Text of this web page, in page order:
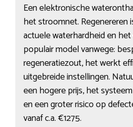
Een elektronische
het stroomnet. Regenereren
actuele waterhardheid en het
populair model vanwege:
regeneratiezout, het werkt
uitgebreide instellingen.
een hogere prijs, het
en een groter risico op
vanaf c.a. €1275.